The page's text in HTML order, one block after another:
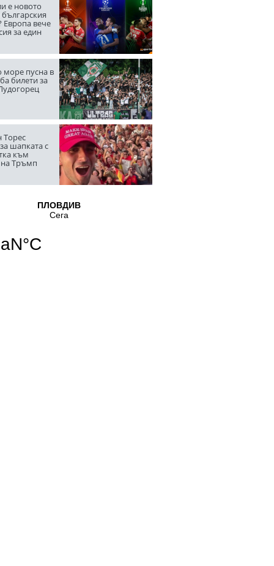
е новото
Европа вече
за един
море пусна в
билети за
Торес
шапката с
към
Тръмп